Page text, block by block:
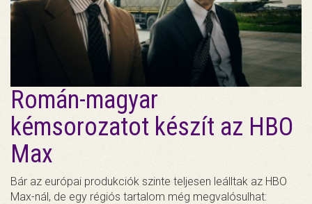
Román-magyar
kémsorozatot készít az HBO
Max
Bár az európai produkciók szinte teljesen leálltak az HBO
Max-nál, de egy régiós tartalom még megvalósulhat: